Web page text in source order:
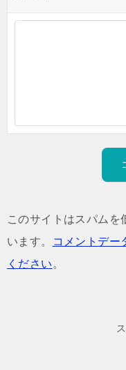
このサイトはスパムを
います。
コメントデー
ください 。